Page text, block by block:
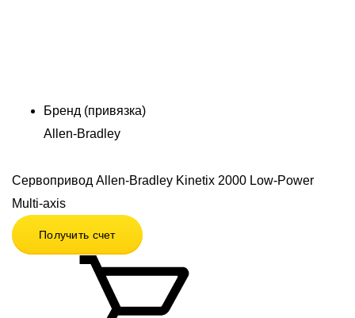
Бренд (привязка)
Allen-Bradley
Сервопривод Allen-Bradley Kinetix 2000 Low-Power
Multi-axis
Получить счет